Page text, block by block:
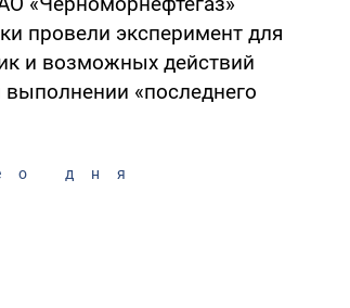
провели эксперимент для
и возможных действий
выполнении «последнего
дня